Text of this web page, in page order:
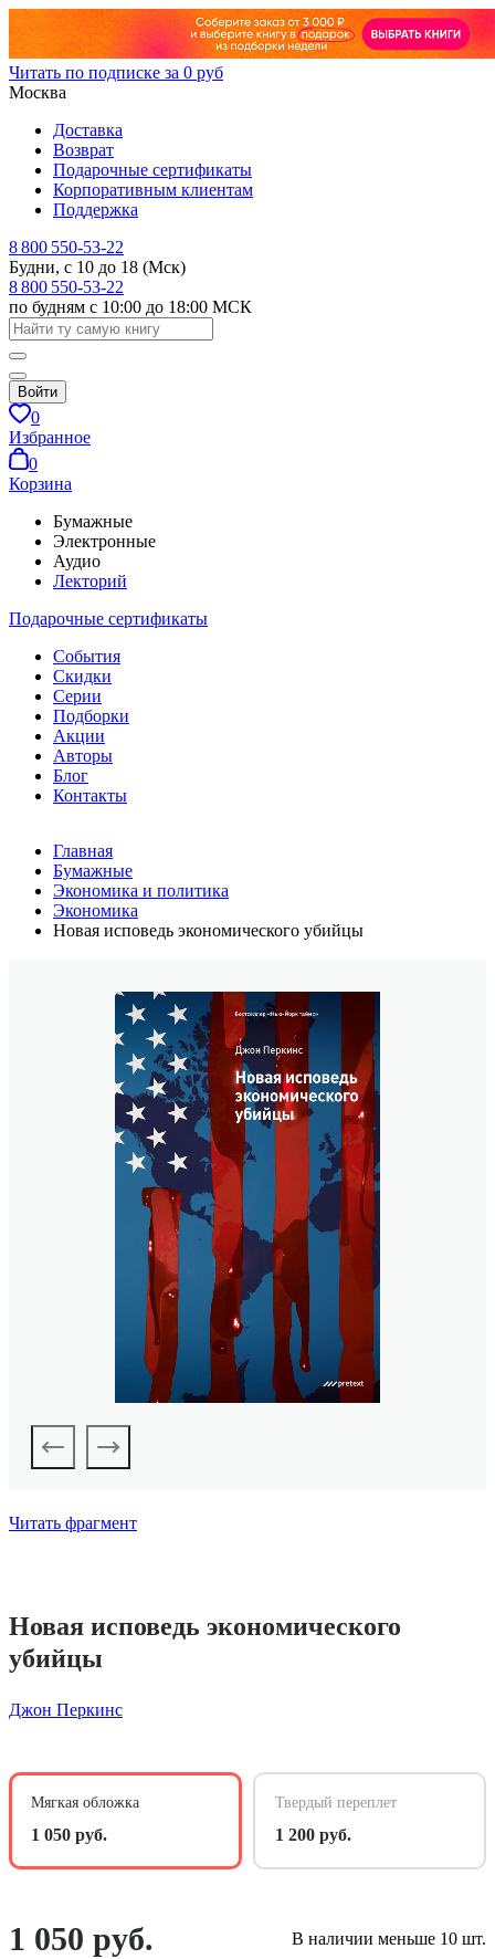
Читать по подписке за 0 руб
Москва
Доставка
Возврат
Подарочные сертификаты
Корпоративным клиентам
Поддержка
8 800 550-53-22
Будни, с 10 до 18 (Мск)
8 800 550-53-22
по будням с 10:00 до 18:00 МСК
Войти
0
Избранное
0
Корзина
Бумажные
Электронные
Аудио
Лекторий
Подарочные сертификаты
События
Скидки
Серии
Подборки
Акции
Авторы
Блог
Контакты
Главная
Бумажные
Экономика и политика
Экономика
Новая исповедь экономического убийцы
Читать фрагмент
Новая исповедь экономического
убийцы
Джон Перкинс
Мягкая обложка
1 050 руб.
Твердый переплет
1 200 руб.
1 050 руб. В наличии меньше 10 шт.